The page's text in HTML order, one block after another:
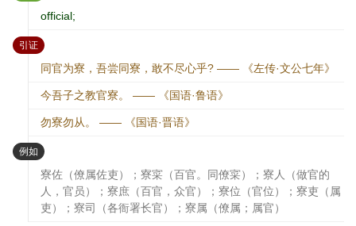
official;
引证：
同官为寮，吾尝同寮，敢不尽心乎? —— 《左传·文公七年》
今吾子之教官寮。 —— 《国语·鲁语》
勿寮勿从。 —— 《国语·晋语》
例如 ：
寮佐（僚属佐吏）；寮寀（百官。同僚寀）；寮人（做官的
人，官员）；寮庶（百官，众官）；寮位（官位）；寮吏（属
吏）；寮司（各衙署长官）；寮属（僚属；属官）